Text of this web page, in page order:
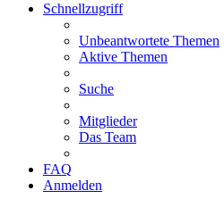
Schnellzugriff
Unbeantwortete Themen
Aktive Themen
Suche
Mitglieder
Das Team
FAQ
Anmelden